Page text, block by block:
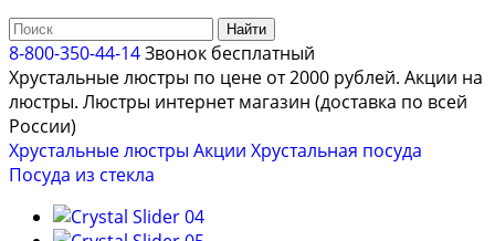
Найти
8-800-350-44-14Звонок бесплатный
Хрустальные люстры по цене от 2000 рублей. Акции на
люстры. Люстры интернет магазин (доставка по всей
России)
Хрустальные люстры Акции Хрустальная посуда
Посуда из стекла